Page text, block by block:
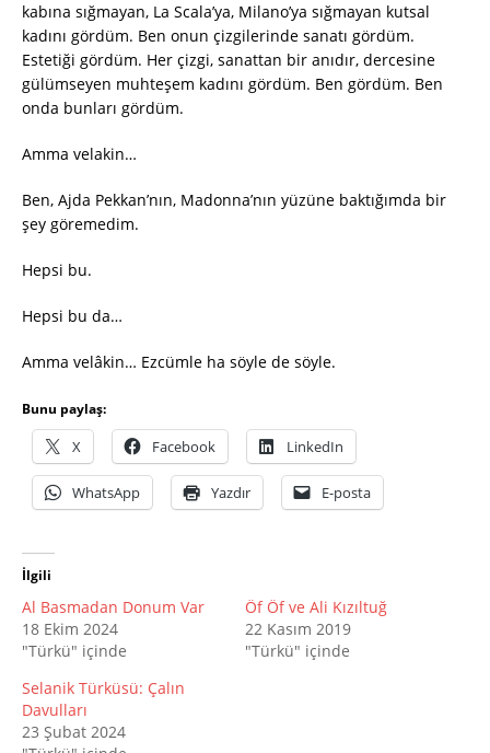
kabına sığmayan, La Scala’ya, Milano’ya sığmayan kutsal
kadını gördüm. Ben onun çizgilerinde sanatı gördüm.
Estetiği gördüm. Her çizgi, sanattan bir anıdır, dercesine
gülümseyen muhteşem kadını gördüm. Ben gördüm. Ben
onda bunları gördüm.
Amma velakin…
Ben, Ajda Pekkan’nın, Madonna’nın yüzüne baktığımda bir
şey göremedim.
Hepsi bu.
Hepsi bu da…
Amma velâkin… Ezcümle ha söyle de söyle.
Bunu paylaş:
X Facebook LinkedIn
WhatsApp Yazdır E-posta
İlgili
Al Basmadan Donum Var
18 Ekim 2024
"Türkü" içinde
Öf Öf ve Ali Kızıltuğ
22 Kasım 2019
"Türkü" içinde
Selanik Türküsü: Çalın
Davulları
23 Şubat 2024